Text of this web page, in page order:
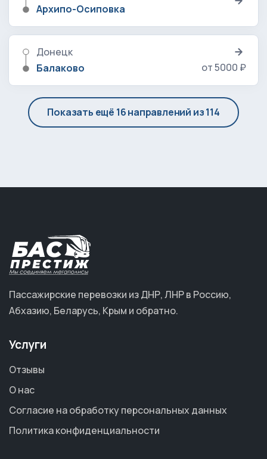
Архипо-Осиповка
Донецк
Балаково
от 5000 ₽
Показать ещё 16 направлений из 114
Пассажирские перевозки из ДНР, ЛНР в Россию,
Абхазию, Беларусь, Крым и обратно.
Услуги
Отзывы
О нас
Согласие на обработку персональных данных
Политика конфиденциальности